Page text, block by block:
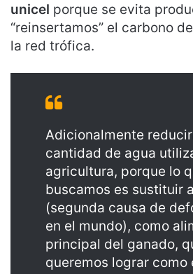
unicel porque se evita
“reinsertamos” el carbono
la red trófica.
Adicionalmente
cantidad de agua
agricultura, porque lo
buscamos es sustituir
(segunda causa de
en el mundo), como
principal del ganado,
queremos lograr como